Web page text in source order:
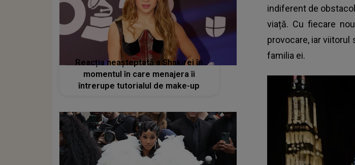
indiferent de
viață. Cu fiecare
provocare, iar
familia ei.
Reacția neașteptată a Shakirei în
momentul în care menajera îi
întrerupe tutorialul de make-up